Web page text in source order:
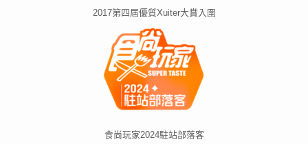
2017第四屆優質Xuiter大賞入圍
食尚玩家2024駐站部落客